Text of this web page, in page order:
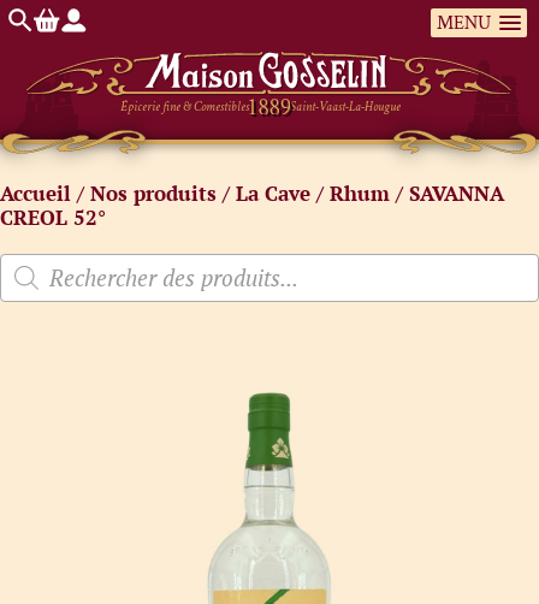
MENU
Épicerie fine & Comestibles Saint-Vaast-La-Hougue
Accueil /Nos produits /La Cave /Rhum / SAVANNA
CREOL 52°